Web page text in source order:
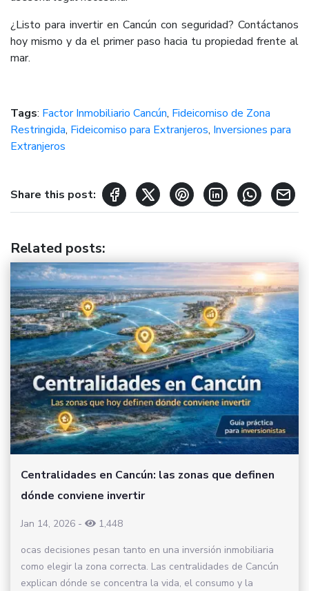
¿Listo para invertir en Cancún con seguridad? Contáctanos
hoy mismo y da el primer paso hacia tu propiedad frente al
mar.
Tags: Factor Inmobiliario Cancún, Fideicomiso de Zona
Restringida, Fideicomiso para Extranjeros, Inversiones para
Extranjeros
Share this post:
Related posts:
Centralidades en Cancún: las zonas que definen
dónde conviene invertir
Jan 14, 2026 -
1,448
ocas decisiones pesan tanto en una inversión inmobiliaria
como elegir la zona correcta. Las centralidades de Cancún
explican dónde se concentra la vida, el consumo y la